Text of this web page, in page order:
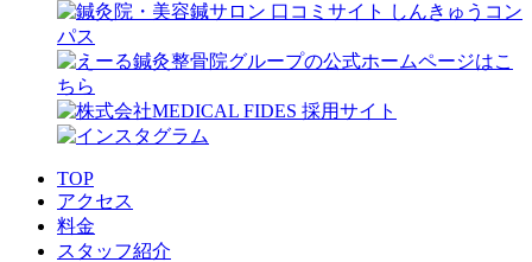
TOP
アクセス
料金
スタッフ紹介